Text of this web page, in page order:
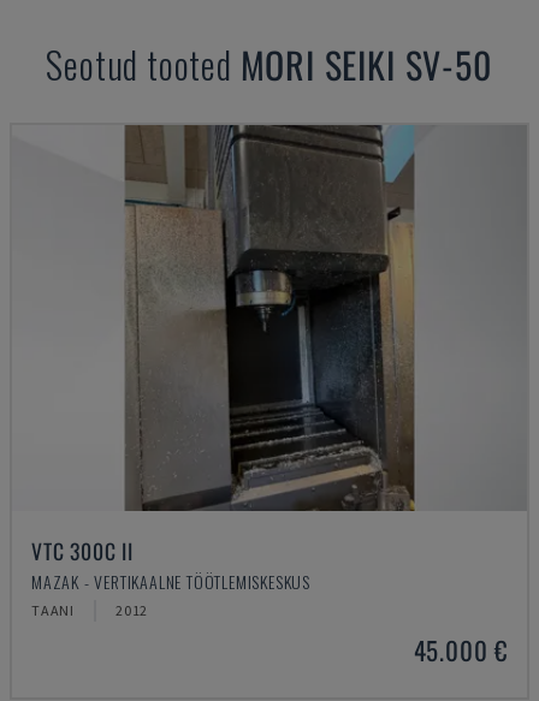
Seotud tooted MORI SEIKI SV-50
VTC 300C II
MAZAK - VERTIKAALNE TÖÖTLEMISKESKUS
TAANI 2012
45.000 €